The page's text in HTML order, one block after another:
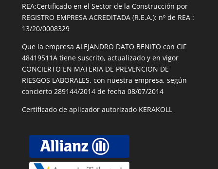
REA:Certificado en el Sector de la Construcción por
REGISTRO EMPRESA ACREDITADA (R.E.A.): nº de REA :
13/20/0008329
Que la empresa ALEJANDRO DATO BENITO con CIF
48419511A tiene suscrito, actualizado y en vigor
CONCIERTO EN MATERIA DE PREVENCION DE
RIESGOS LABORALES, con nuestra empresa, según
concierto 289144/2014 de fecha 08/07/2014
Certificado de aplicador autorizado KERAKOLL